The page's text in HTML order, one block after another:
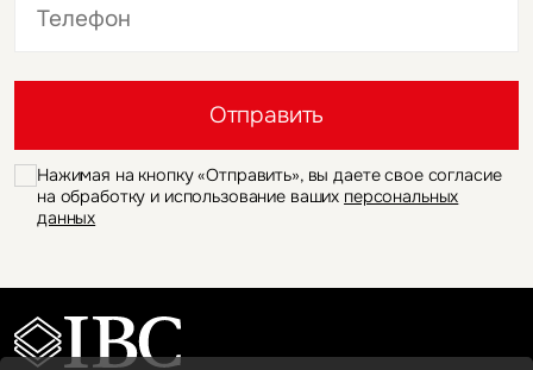
Отправить
Нажимая на кнопку «Отправить», вы даете свое согласие
на обработку и использование ваших персональных
данных